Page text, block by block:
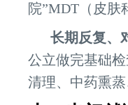
院”MDT（皮肤
长期反复、
公立做完基础
清理、中药熏